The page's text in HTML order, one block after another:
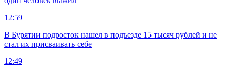
12:59
В Бурятии подросток нашел в подъезде 15 тысяч рублей и не
стал их присваивать себе
12:49